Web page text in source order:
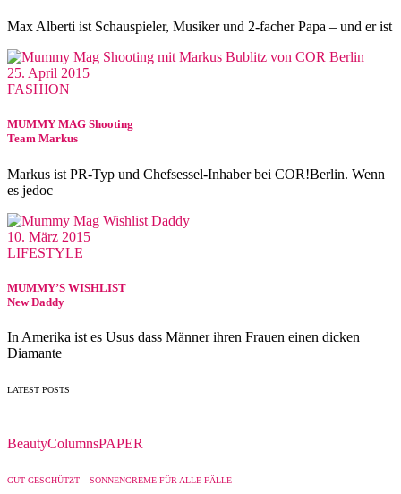
Max Alberti ist Schauspieler, Musiker und 2-facher Papa – und er ist
25. April 2015
FASHION
MUMMY MAG Shooting
Team Markus
Markus ist PR-Typ und Chefsessel-Inhaber bei COR!Berlin. Wenn
es jedoc
10. März 2015
LIFESTYLE
MUMMY’S WISHLIST
New Daddy
In Amerika ist es Usus dass Männer ihren Frauen einen dicken
Diamante
LATEST POSTS
BeautyColumnsPAPER
GUT GESCHÜTZT – SONNENCREME FÜR ALLE FÄLLE